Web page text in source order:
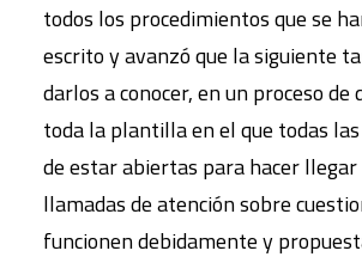
todos los procedimientos que se
escrito y avanzó que la siguiente
darlos a conocer, en un proceso de
toda la plantilla en el que todas
de estar abiertas para hacer
llamadas de atención sobre
funcionen debidamente y